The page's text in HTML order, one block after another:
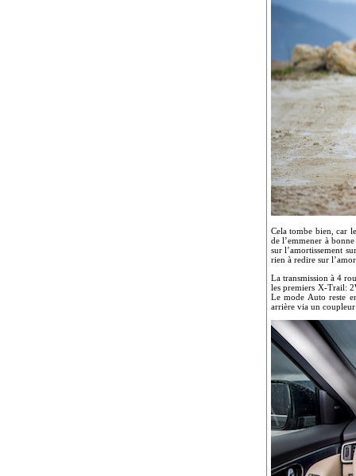
Cela tombe bien, car
de l’emmener à
sur l’amortissement
rien à redire sur
La transmission à 4
les premiers X-Trail:
Le mode Auto reste
arrière via un